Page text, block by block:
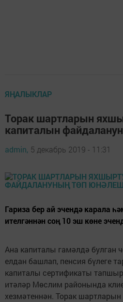
ЯҢАЛЫКЛАР
Торак шартларын
капиталын
admin, 5 декабрь 2019 - 11:31
Гариза бер ай эчендә карала
ителгәннән соң 10 эш көне
Ана капиталы гамәлдә булган
елдан башлап, пенсия бүлеге
капиталы сертификаты
итәләр Мөслим районында
хезмәтеннән. Торак